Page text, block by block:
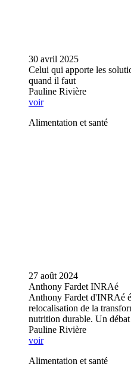
30 avril 2025
Celui qui apporte les
quand il faut
Pauline Rivière
voir
Alimentation et santé
27 août 2024
Anthony Fardet INRAé
Anthony Fardet d'INRAé
relocalisation de la
nutrition durable. Un
Pauline Rivière
voir
Alimentation et santé